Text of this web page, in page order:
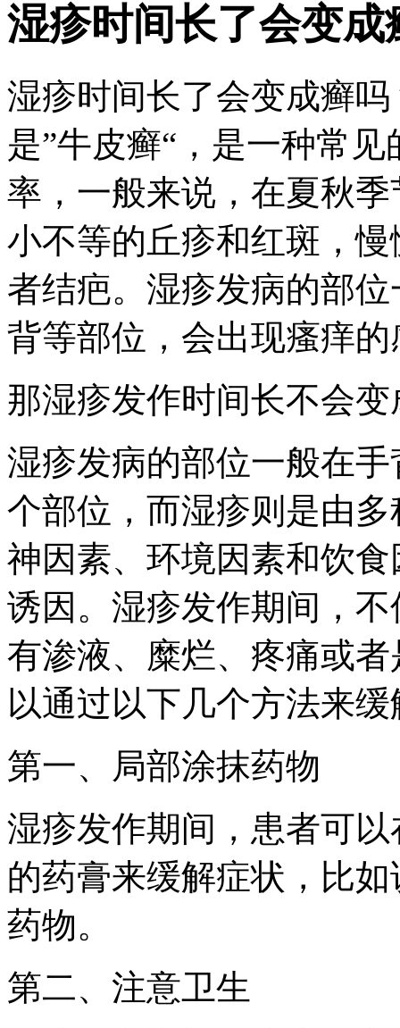
湿疹时间长了会变成
湿疹时间长了会变成癣
是”牛皮癣“，是一种常
率，一般来说，在夏秋
小不等的丘疹和红斑，
者结疤。湿疹发病的部
背等部位，会出现瘙痒的
那湿疹发作时间长不会
湿疹发病的部位一般在
个部位，而湿疹则是由
神因素、环境因素和饮
诱因。湿疹发作期间，
有渗液、糜烂、疼痛或
以通过以下几个方法来
第一、局部涂抹药物
湿疹发作期间，患者可
的药膏来缓解症状，比
药物。
第二、注意卫生